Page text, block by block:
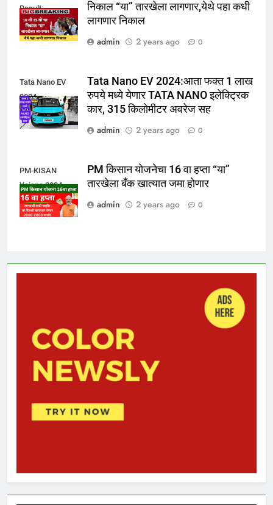
Result
निकाल “या” तारखेला लागणार,येथे पहा कधी
लागणार निकाल
admin
2 years ago 0
Tata Nano EV
2024
Tata Nano EV 2024:आता फक्त 1 लाख
रुपये मध्ये येणार TATA NANO इलेक्ट्रिक
कार, 315 किलोमीटर अवरेज सह
admin
2 years ago 0
PM-KISAN
Yojana 2024
PM किसान योजनेचा 16 वा हप्ता “या”
तारखेला बँक खात्यात जमा होणार
admin
2 years ago 0